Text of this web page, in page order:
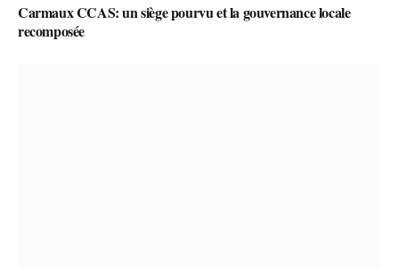
Carmaux CCAS: un siège pourvu et la gouvernance locale
recomposée